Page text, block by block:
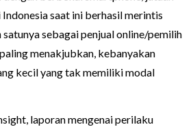
saat ini berhasil merintis
satunya sebagai penjual online/pemilih
menakjubkan, kebanyakan
kecil yang tak memiliki modal
laporan mengenai perilaku